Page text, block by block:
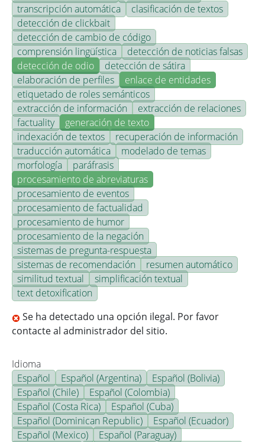
transcripción automática
clasificación de textos
detección de clickbait
detección de cambio de código
comprensión lingüística
detección de noticias falsas
detección de odio
detección de sátira
elaboración de perfiles
enlace de entidades
etiquetado de roles semánticos
extracción de información
extracción de relaciones
factuality
generación de texto
indexación de textos
recuperación de información
traducción automática
modelado de temas
morfología
paráfrasis
procesamiento de abreviaturas
procesamiento de eventos
procesamiento de factualidad
procesamiento de humor
procesamiento de la negación
sistemas de pregunta-respuesta
sistemas de recomendación
resumen automático
similitud textual
simplificación textual
text detoxification
Se ha detectado una opción ilegal. Por favor
contacte al administrador del sitio.
Idioma
Español
Español (Argentina)
Español (Bolivia)
Español (Chile)
Español (Colombia)
Español (Costa Rica)
Español (Cuba)
Español (Dominican Republic)
Español (Ecuador)
Español (Mexico)
Español (Paraguay)